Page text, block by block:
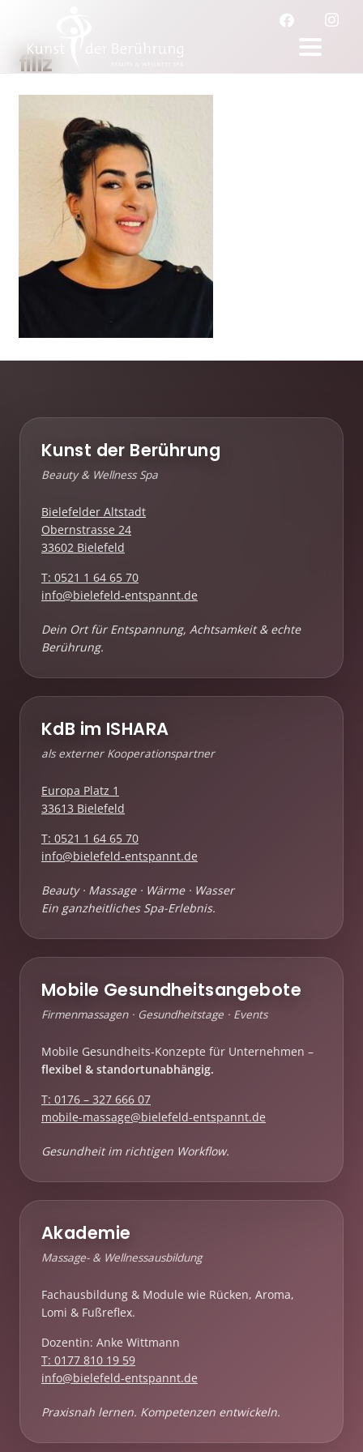
filiz
Kunst der Berührung
Beauty & Wellness Spa
Bielefelder Altstadt
Obernstrasse 24
33602 Bielefeld
T: 0521 1 64 65 70
info@bielefeld-entspannt.de
Dein Ort für Entspannung, Achtsamkeit & echte
Berührung.
KdB im ISHARA
als externer Kooperationspartner
Europa Platz 1
33613 Bielefeld
T: 0521 1 64 65 70
info@bielefeld-entspannt.de
Beauty · Massage · Wärme · Wasser
Ein ganzheitliches Spa-Erlebnis.
Mobile Gesundheitsangebote
Firmenmassagen · Gesundheitstage · Events
Mobile Gesundheits-Konzepte für Unternehmen –
flexibel & standortunabhängig.
T: 0176 – 327 666 07
mobile-massage@bielefeld-entspannt.de
Gesundheit im richtigen Workflow.
Akademie
Massage- & Wellnessausbildung
Fachausbildung & Module wie Rücken, Aroma,
Lomi & Fußreflex.
Dozentin: Anke Wittmann
T: 0177 810 19 59
info@bielefeld-entspannt.de
Praxisnah lernen. Kompetenzen entwickeln.